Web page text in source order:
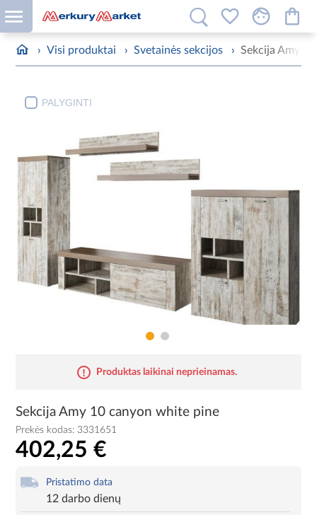
› Visi produktai › Svetainės sekcijos › Sekcija Amy
PALYGINTI
Produktas laikinai neprieinamas.
Sekcija Amy 10 canyon white pine
Prekės kodas: 3331651
402,25 €
Pristatimo data
12 darbo dienų